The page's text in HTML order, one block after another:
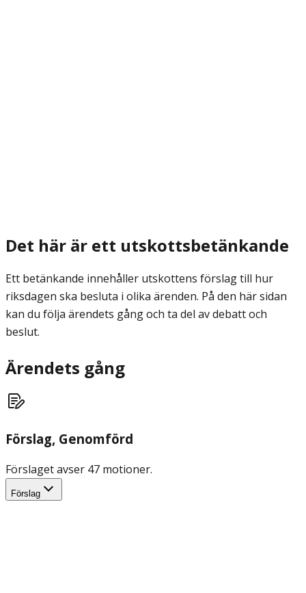
Det här är ett utskottsbetänkande
Ett betänkande innehåller utskottens förslag till hur
riksdagen ska besluta i olika ärenden. På den här sidan
kan du följa ärendets gång och ta del av debatt och
beslut.
Ärendets gång
Förslag, Genomförd
Förslaget avser 47 motioner.
Förslag